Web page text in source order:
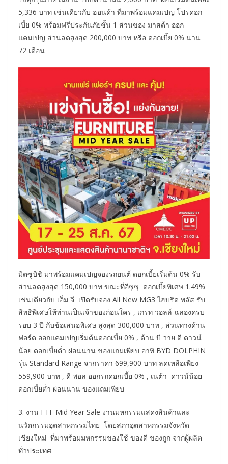
5,336 บาท เช่นเดียวกับ ฮอนด้า ที่มาพร้อมแคมเปญ โปรดอก
เบี้ย 0% พร้อมฟรีประกันภัยชั้น 1 ส่วนของ มาสด้า ออก
แคมเปญ ส่วนลดสูงสุด 200,000 บาท หรือ ดอกเบี้ย 0% นาน
72 เดือน
มิตซูบิชิ มาพร้อมแคมเปญจองรถยนต์ ดอกเบี้ยเริ่มต้น 0% รับ
ส่วนลดสูงสุด 150,000 บาท ขณะที่อีซูซุ ดอกเบี้ยพิเศษ 1.49%
เช่นเดียวกับ เอ็ม จี เปิดรับจอง All New MG3 ไฮบริด พลัส รับ
สิทธิพิเศษให้ท่านเป็นเจ้าของก่อนใคร , เกรท วอลล์ ฉลองครบ
รอบ 3 ปี กับข้อเสนอพิเศษ สูงสุด 300,000 บาท , ส่วนทางด้าน
ฟอร์ด ออกแคมเปญเริ่มต้นดอกเบี้ย 0% , ด้าน บี วาย ดี ดาวน์
น้อย ดอกเบี้ยต่ำ ผ่อนนาน ของแถมเพียบ อาทิ BYD DOLPHIN
รุ่น Standard Range จากราคา 699,900 บาท ลดเหลือเพียง
559,900 บาท , ดี พอล ออกรถดอกเบี้ย 0% , เนต้า ดาวน์น้อย
ดอกเบี้ยต่ำ ผ่อนนาน ของแถมเพียบ
3. งาน FTI Mid Year Sale งานมหกรรมแสดงสินค้าและ
นวัตกรรมอุตสาหกรรมไทย โดยสภาอุตสาหกรรมจังหวัด
เชียงใหม่ ที่มาพร้อมมหกรรมของใช้ ของดี ของถูก จากผู้ผลิต
ทั่วประเทศ